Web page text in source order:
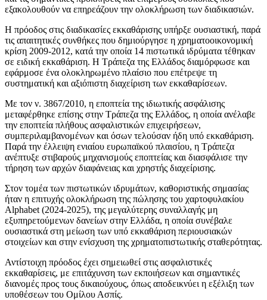
εξακολουθούν να επηρεάζουν την ολοκλήρωση των διαδικασιών.
Η πρόοδος στις διαδικασίες εκκαθάρισης υπήρξε ουσιαστική, παρά
τις απαιτητικές συνθήκες που δημιούργησε η χρηματοοικονομική
κρίση 2009-2012, κατά την οποία 14 πιστωτικά ιδρύματα τέθηκαν
σε ειδική εκκαθάριση. Η Τράπεζα της Ελλάδος διαμόρφωσε και
εφάρμοσε ένα ολοκληρωμένο πλαίσιο που επέτρεψε τη
συστηματική και αξιόπιστη διαχείριση των εκκαθαρίσεων.
Με τον ν. 3867/2010, η εποπτεία της ιδιωτικής ασφάλισης
μεταφέρθηκε επίσης στην Τράπεζα της Ελλάδος, η οποία ανέλαβε
την εποπτεία πλήθους ασφαλιστικών επιχειρήσεων,
συμπεριλαμβανομένων και όσων τελούσαν ήδη υπό εκκαθάριση.
Παρά την έλλειψη ενιαίου ευρωπαϊκού πλαισίου, η Τράπεζα
ανέπτυξε στιβαρούς μηχανισμούς εποπτείας και διασφάλισε την
τήρηση των αρχών διαφάνειας και χρηστής διαχείρισης.
Στον τομέα των πιστωτικών ιδρυμάτων, καθοριστικής σημασίας
ήταν η επιτυχής ολοκλήρωση της πώλησης του χαρτοφυλακίου
Alphabet (2024-2025), της μεγαλύτερης συναλλαγής μη
εξυπηρετούμενων δανείων στην Ελλάδα, η οποία συνέβαλε
ουσιαστικά στη μείωση των υπό εκκαθάριση περιουσιακών
στοιχείων και στην ενίσχυση της χρηματοπιστωτικής σταθερότητας.
Αντίστοιχη πρόοδος έχει σημειωθεί στις ασφαλιστικές
εκκαθαρίσεις, με επιτάχυνση των εκποιήσεων και σημαντικές
διανομές προς τους δικαιούχους, όπως αποδεικνύει η εξέλιξη των
υποθέσεων του Ομίλου Ασπίς.